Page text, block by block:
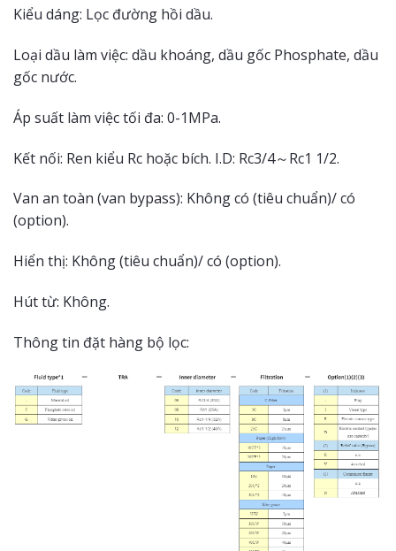
Kiểu dáng: Lọc đường hồi dầu.
Loại dầu làm việc: dầu khoáng, dầu gốc Phosphate, dầu
gốc nước.
Áp suất làm việc tối đa: 0-1MPa.
Kết nối: Ren kiểu Rc hoặc bích. I.D: Rc3/4～Rc1 1/2.
Van an toàn (van bypass): Không có (tiêu chuẩn)/ có
(option).
Hiển thị: Không (tiêu chuẩn)/ có (option).
Hút từ: Không.
Thông tin đặt hàng bộ lọc: